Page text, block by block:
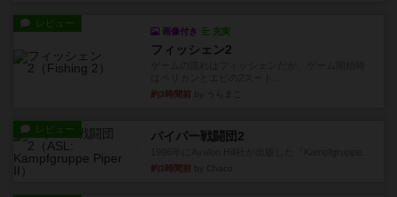
レビュー
画像付き 充実
フィッシェン2
約3時間前
レビュー パイパー戦闘団2
約3時間前